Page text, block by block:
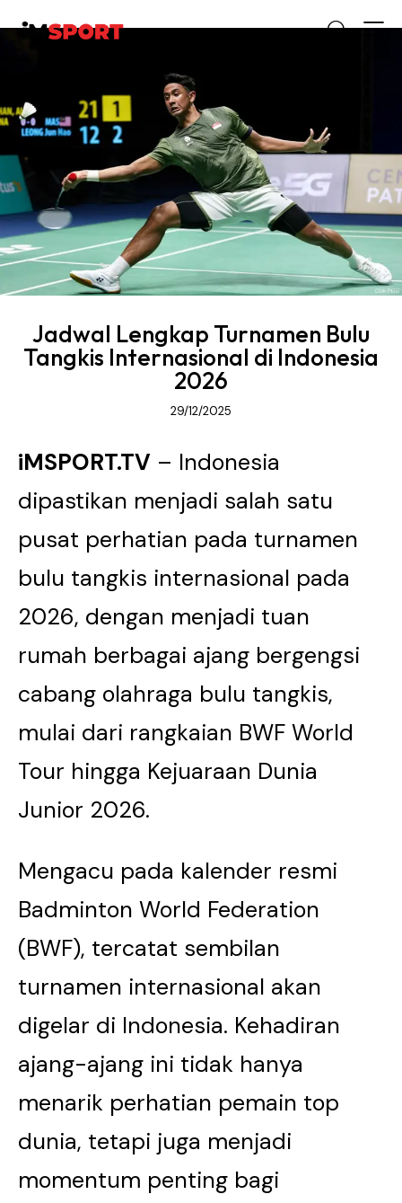
Jadwal Lengkap Turnamen Bulu
Tangkis Internasional di Indonesia
2026
29/12/2025
iMSPORT.TV – Indonesia
dipastikan menjadi salah satu
pusat perhatian pada turnamen
bulu tangkis internasional pada
2026, dengan menjadi tuan
rumah berbagai ajang bergengsi
cabang olahraga bulu tangkis,
mulai dari rangkaian BWF World
Tour hingga Kejuaraan Dunia
Junior 2026.
Mengacu pada kalender resmi
Badminton World Federation
(BWF), tercatat sembilan
turnamen internasional akan
digelar di Indonesia. Kehadiran
ajang-ajang ini tidak hanya
menarik perhatian pemain top
dunia, tetapi juga menjadi
momentum penting bagi